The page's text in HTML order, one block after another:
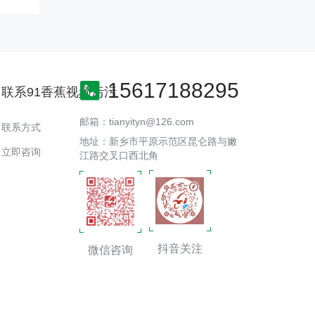
联系91香蕉视频污污
联系方式
立即咨询
15617188295
邮箱：tianyityn@126.com
地址：新乡市平原示范区昆仑路与嫩
江路交叉口西北角
微信咨询 抖音关注